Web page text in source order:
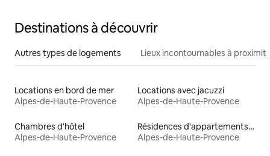
Destinations à découvrir
Autres types de logements Lieux incontournables à
Locations en bord de mer
Alpes-de-Haute-Provence
Locations avec jacuzzi
Alpes-de-Haute-Provence
Chambres d'hôtel
Alpes-de-Haute-Provence
Résidences d'appartements en location
Alpes-de-Haute-Provence